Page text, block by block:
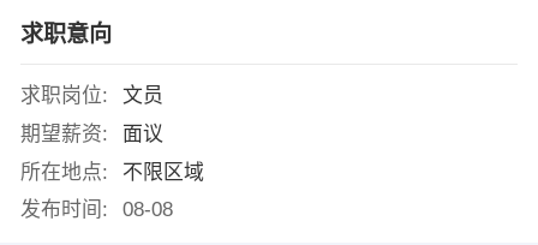
求职意向
求职岗位:
文员
期望薪资:
面议
所在地点:
不限区域
发布时间:
08-08